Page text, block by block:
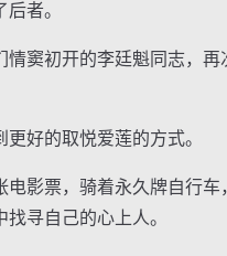
者。
初开的李廷魁同志，再
好的取悦爱莲的方式。
票，骑着永久牌自行车
寻自己的心上人。